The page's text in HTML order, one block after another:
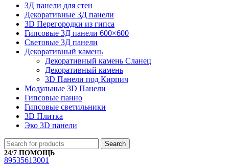
3Д панели для стен
Декоративные 3Д панели
3D Перегородки из гипса
Гипсовые 3Д панели 600×600
Световые 3Д панели
Декоративный камень
Декоративный камень Сланец
Декоративный камень
3D Панели под Кирпич
Модульные 3D Панели
Гипсовые панно
Гипсовые светильники
3D Плитка
Эко 3D панели
Search
24/7 ПОМОЩЬ
89535613001